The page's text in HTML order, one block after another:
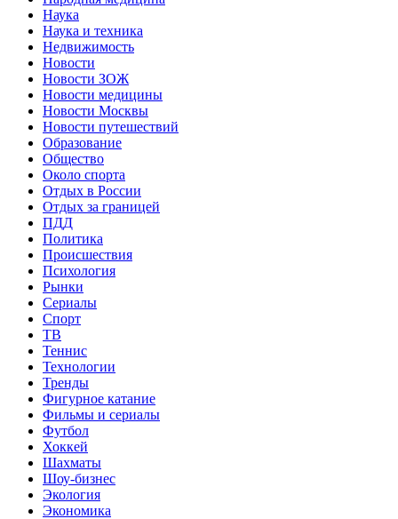
Наука
Наука и техника
Недвижимость
Новости
Новости ЗОЖ
Новости медицины
Новости Москвы
Новости путешествий
Образование
Общество
Около спорта
Отдых в России
Отдых за границей
ПДД
Политика
Происшествия
Психология
Рынки
Сериалы
Спорт
ТВ
Теннис
Технологии
Тренды
Фигурное катание
Фильмы и сериалы
Футбол
Хоккей
Шахматы
Шоу-бизнес
Экология
Экономика